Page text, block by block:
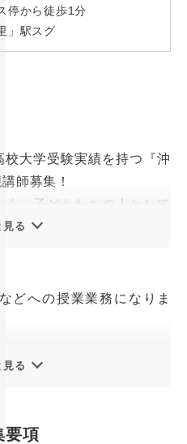
停から徒歩1分
」駅スグ
大学受験実績を持つ『沖
師募集！
く、子どもたちの人として
たちと一緒に頑張りませ
高校生を中心とした生徒
をしながら、スキルアッ
大丈夫！
見る
どへの授業業務になりま
会の中から得意分野を担
ください！
見る
要項